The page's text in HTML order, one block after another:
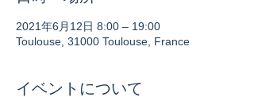
2021年6月12日 8:00 – 19:00
Toulouse, 31000 Toulouse, France
イベントについて